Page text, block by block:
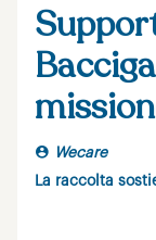
Wecare
La raccolta